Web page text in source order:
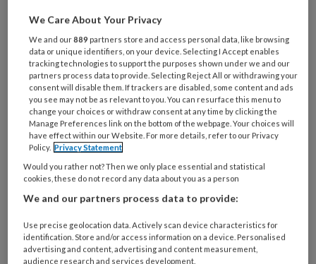
Minister verlengt BIO-regeling
met 2 jaar ondanks zorgen over
veiligheid
Hoewel de buitentemperatuur opliep, verliep het
commissiedebat over kinderopvang op
donderdag 25 juni allesbehalve oververhit. De
minister liet weten de BIO-regeling met 2 jaar te
verlengen. Over de brief van PPINK, BOinK, CNV
en FNV over de BIO-inzet werd weinig gezegd:
nu eenmaal vooral op de werkvloer.'
We Care About Your Privacy
We and our889 partners store and access personal data, like browsing
data or unique identifiers, on your device. Selecting I Accept enables
tracking technologies to support the purposes shown under we and our
partners process data to provide. Selecting Reject All or withdrawing your
consent will disable them. If trackers are disabled, some content and ads
you see may not be as relevant to you. You can resurface this menu to
change your choices or withdraw consent at any time by clicking the
Manage Preferences link on the bottom of the webpage. Your choices will
have effect within our Website. For more details, refer to our Privacy
Policy. Privacy Statement
Would you rather not? Then we only place essential and statistical
cookies, these do not record any data about you as a person
We and our partners process data to provide:
Use precise geolocation data. Actively scan device characteristics for
identification. Store and/or access information on a device. Personalised
advertising and content, advertising and content measurement,
audience research and services development.